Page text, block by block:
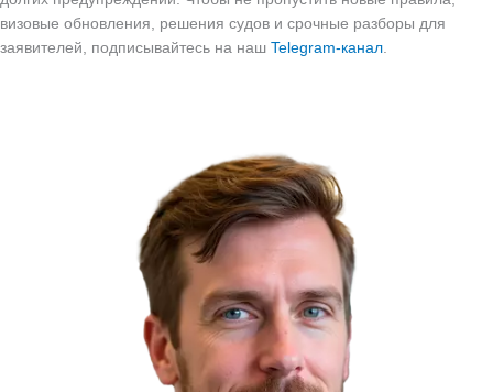
визовые обновления, решения судов и срочные разборы для
заявителей, подписывайтесь на наш Telegram-канал